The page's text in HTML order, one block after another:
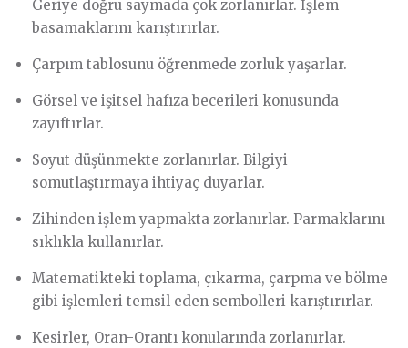
Geriye doğru saymada çok zorlanırlar. İşlem
basamaklarını karıştırırlar.
Çarpım tablosunu öğrenmede zorluk yaşarlar.
Görsel ve işitsel hafıza becerileri konusunda
zayıftırlar.
Soyut düşünmekte zorlanırlar. Bilgiyi
somutlaştırmaya ihtiyaç duyarlar.
Zihinden işlem yapmakta zorlanırlar. Parmaklarını
sıklıkla kullanırlar.
Matematikteki toplama, çıkarma, çarpma ve bölme
gibi işlemleri temsil eden sembolleri karıştırırlar.
Kesirler, Oran-Orantı konularında zorlanırlar.